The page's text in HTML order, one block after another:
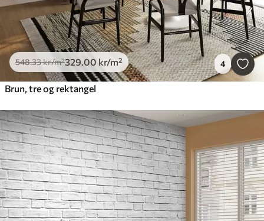
548.33kr/m²329.00 kr/m² 4
Brun, tre og rektangel